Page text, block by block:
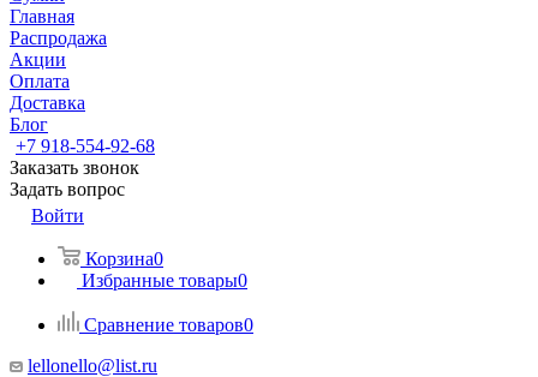
Главная
Распродажа
Акции
Оплата
Доставка
Блог
+7 918-554-92-68
Заказать звонок
Задать вопрос
Войти
Корзина0
Избранные товары0
Сравнение товаров0
lellonello@list.ru